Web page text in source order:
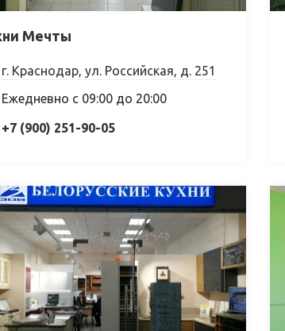
Мечты
г. Краснодар, ул. Российская, д. 251
Ежедневно с 09:00 до 20:00
+7 (900) 251-90-05